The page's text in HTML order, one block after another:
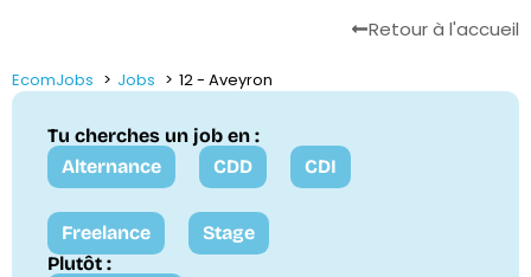
Retour à l'accueil
EcomJobs Jobs 12 - Aveyron
Tu cherches un job en :
Alternance
CDD CDI
Freelance
Stage
Plutôt :